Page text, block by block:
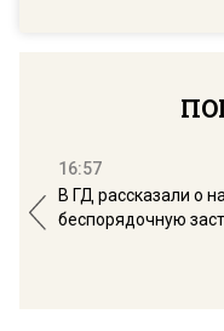
16:57
В ГД рассказали о
беспорядочную